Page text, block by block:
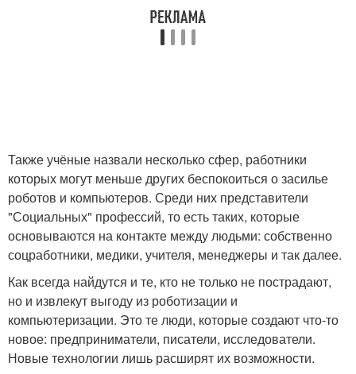
Также учёные назвали несколько сфер, работники
которых могут меньше других беспокоиться о засилье
роботов и компьютеров. Среди них представители
"Социальных" профессий, то есть таких, которые
основываются на контакте между людьми: собственно
соцработники, медики, учителя, менеджеры и так далее.
Как всегда найдутся и те, кто не только не пострадают,
но и извлекут выгоду из роботизации и
компьютеризации. Это те люди, которые создают что-то
новое: предприниматели, писатели, исследователи.
Новые технологии лишь расширят их возможности.